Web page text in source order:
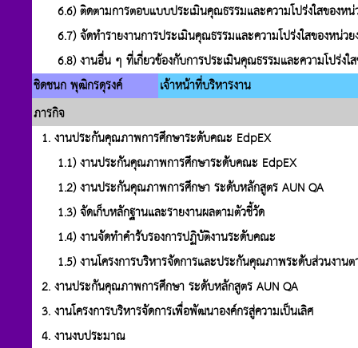
6.6) ติดตามการตอบแบบประเมินคุณธรรมและความโปร่งใสของหน่
6.7) จัดทำรายงานการประเมินคุณธรรมและความโปร่งใสของหน่วย
6.8) งานอื่น ๆ ที่เกี่ยวข้องกับการประเมินคุณธรรมและความโปร่งใ
ชิดชนก พุฒิกรดุรงค์
เจ้าหน้าที่บริหารงาน
ภารกิจ
1. งานประกันคุณภาพการศึกษาระดับคณะ EdpEX
1.1) งานประกันคุณภาพการศึกษาระดับคณะ EdpEX
1.2) งานประกันคุณภาพการศึกษา ระดับหลักสูตร AUN QA
1.3) จัดเก็บหลักฐานและรายงานผลตามตัวชี้วัด
1.4) งานจัดทำคำรับรองการปฏิบัติงานระดับคณะ
1.5) งานโครงการบริหารจัดการและประกันคุณภาพระดับส่วนงาน
2. งานประกันคุณภาพการศึกษา ระดับหลักสูตร AUN QA
3. งานโครงการบริหารจัดการเพื่อพัฒนาองค์กรสู่ความเป็นเลิศ
4. งานงบประมาณ